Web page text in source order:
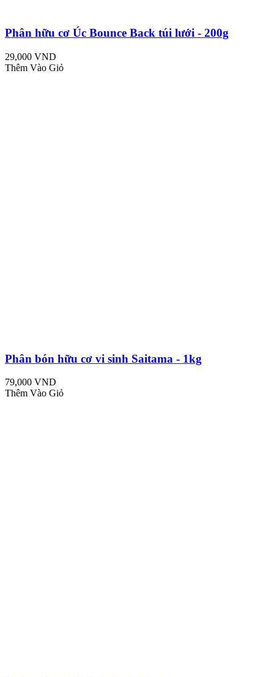
Phân hữu cơ Úc Bounce Back túi lưới - 200g
29,000 VND
Thêm Vào Giỏ
Phân bón hữu cơ vi sinh Saitama - 1kg
79,000 VND
Thêm Vào Giỏ